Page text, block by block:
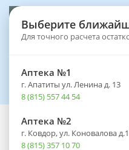
Выберите
Для точного расчета
Аптека №1
г. Апатиты ул. Ленина д. 13
8 (815) 557 44 54
Аптека №2
г. Ковдор, ул. Коновалова
8 (815) 357 10 70
Каталог Оптика
Линзы